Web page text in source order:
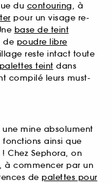
du contouring, à
pour un visage re-
base de teint
de poudre libre
reste intact toute
palettes teint dans
compilé leurs must-
une mine absolument
fonctions ainsi que
Chez Sephora, on
à commencer par un
de palettes pour